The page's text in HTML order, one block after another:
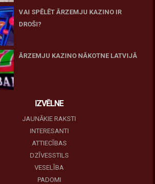
VAI SPĒLĒT ĀRZEMJU KAZINO IR
DROŠI?
ĀRZEMJU KAZINO NĀKOTNE LATVIJĀ
IZVĒLNE
JAUNĀKIE RAKSTI
INTERESANTI
ATTIECĪBAS
DZĪVESSTILS
VESELĪBA
PADOMI